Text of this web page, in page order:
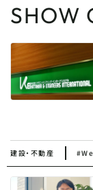
SHOW
建設・不動産